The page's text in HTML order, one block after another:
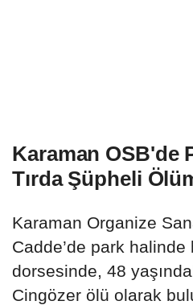
Karaman OSB'de
Tırda Şüpheli
Karaman Organize
Cadde’de park halinde
dorsesinde, 48
Cingözer ölü olarak